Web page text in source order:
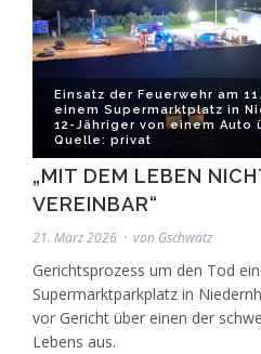
Einsatz der Feuerwehr am
einem Supermarktplatz in
12-Jähriger von einem Auto
Quelle: privat
„MIT DEM LEBEN
VEREINBAR“
21. März 2026 von Gschwätz
Gerichtsprozess um den Tod
Supermarktparkplatz in
vor Gericht über einen der
Lebens aus.